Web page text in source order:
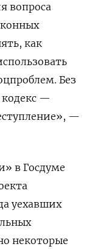
вопроса
как
Без
кодекс —
—
в Госдуме
уехавших
некоторые